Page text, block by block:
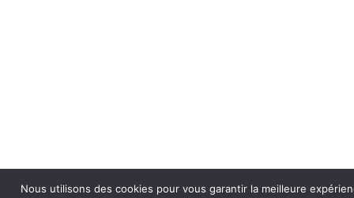
Nous utilisons des cookies pour vous garantir la meilleure